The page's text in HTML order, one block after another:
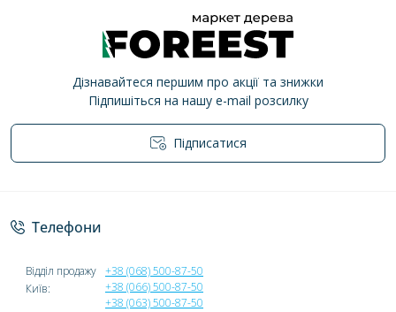
Дізнавайтеся першим про акції та знижки
Підпишіться на нашу e-mail розсилку
Підписатися
Телефони
Відділ продажу
Київ:
+38 (068) 500-87-50
+38 (066) 500-87-50
+38 (063) 500-87-50